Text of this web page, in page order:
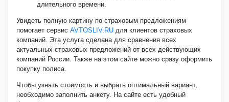
длительного времени.
Увидеть полную картину по страховым предложениям
помогает сервисAVTOSLIV.RU для клиентов страховых
компаний. Эта услуга сделана для сравнения всех
актуальных страховых предложений от всех действующих
компаний России. Также на этом сайте можно сразу оформить
покупку полиса.
Чтобы узнать стоимость и выбрать оптимальный вариант,
необходимо заполнить анкету. На сайте есть удобный